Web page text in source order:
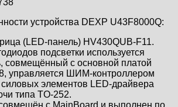
устройства DEXP U43F8000Q:
(LED-панель) HV430QUB-F11.
подсветки используется
совмещённый с основной платой
управляется ШИМ-контроллером
силовых элементов LED-драйвера
типа TO-252.
с MainBoard и выполнен по